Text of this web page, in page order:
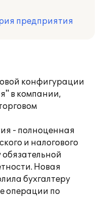
предприятия
конфигурации
в компании,
- полноценная
и налогового
обязательной
Новая
бухгалтеру
операции по